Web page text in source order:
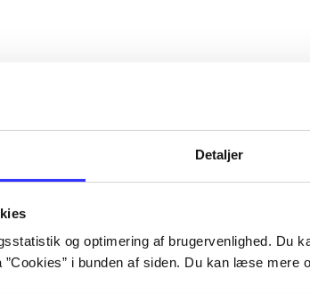
Detaljer
og optimering af brugervenlighed. Du
i bunden af siden. Du kan læse mere